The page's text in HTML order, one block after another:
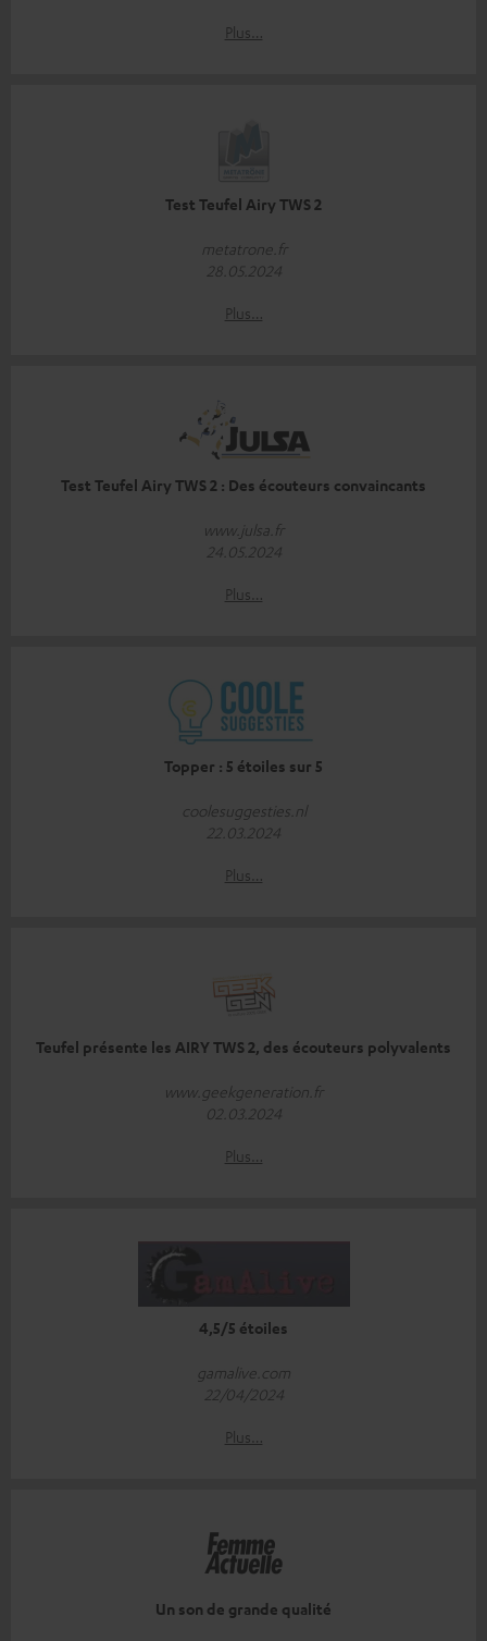
Plus…
Test Teufel Airy TWS 2
metatrone.fr
28.05.2024
Plus…
Test Teufel Airy TWS 2 : Des écouteurs convaincants
www.julsa.fr
24.05.2024
Plus…
Topper : 5 étoiles sur 5
coolesuggesties.nl
22.03.2024
Plus…
Teufel présente les AIRY TWS 2, des écouteurs polyvalents
www.geekgeneration.fr
02.03.2024
Plus…
4,5/5 étoiles
gamalive.com
22/04/2024
Plus…
Un son de grande qualité